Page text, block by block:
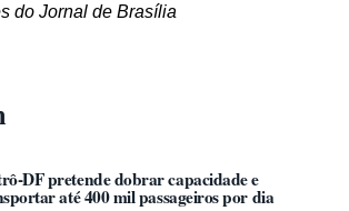
do Jornal de Brasília
DF pretende dobrar capacidade e
até 400 mil passageiros por dia